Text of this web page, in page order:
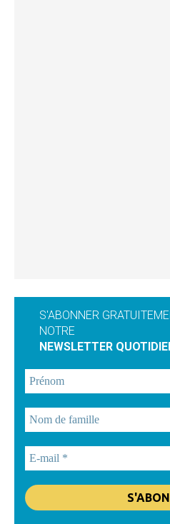
S'ABONNER
NOTRE
NEWSLETTER